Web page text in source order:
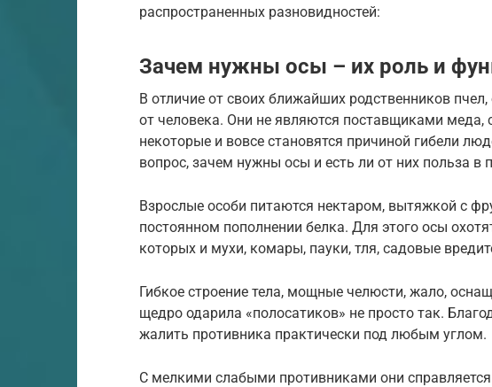
распространенных разновидностей:
Зачем нужны осы – их роль и
В отличие от своих ближайших родственников
от человека. Они не являются поставщиками меда,
некоторые и вовсе становятся причиной гибели
вопрос, зачем нужны осы и есть ли от них польза в
Взрослые особи питаются нектаром, вытяжкой с
постоянном пополнении белка. Для этого осы
которых и мухи, комары, пауки, тля, садовые
Гибкое строение тела, мощные челюсти, жало,
щедро одарила «полосатиков» не просто так.
жалить противника практически под любым углом.
С мелкими слабыми противниками они